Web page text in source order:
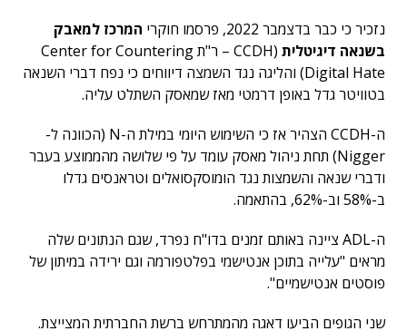
נזכיר כי כבר בדצמבר 2022, פרסמו חוקרי
המרכז למאבק
בשנאה דיגיטלית
(CCDH – ר"ת Center for Countering
Digital Hate) והליגה נגד השמצה דיווחים כי נפח דברי השנאה
בטוויטר גדל באופן דרמטי מאז שמאסק השתלט עליה.
ה-CCDH הצהיר אז כי השימוש היומי במילת ה-N (הכוונה ל-
Nigger) תחת ניהול מאסק עומד על פי שלושה מהממוצע בעבר
ודברי שנאה והשמצות נגד הומוסקסואלים וטראנסים גדלו
ב-58% וב-62%, בהתאמה.
ה-ADL ציינה באותם זמנים בדו"ח נפרד, שגם הנתונים שלה
מראים "עלייה בתוכן אנטישמי בפלטפורמה וגם ירידה במיתון של
פוסטים אנטישמיים".
שני הגופים הביעו דאגה מהמתרחש ברשת החברתית המצייצת.